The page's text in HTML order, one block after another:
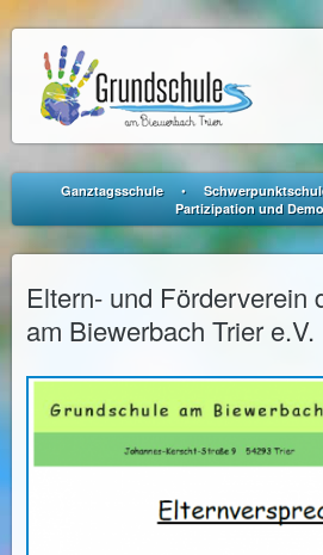
Ganztagsschule •
Partizipation und
Eltern- und Förderverein
am Biewerbach Trier e.V.